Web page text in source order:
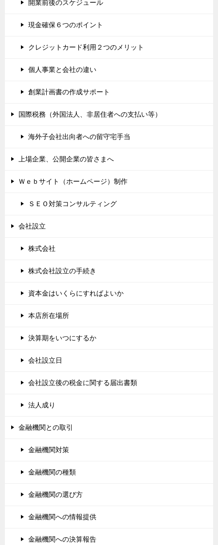
開業前後のスケジュール
現金確保６つのポイント
クレジットカード利用２つのメリット
個人事業と会社の違い
創業計画書の作成サポート
国際税務（外国法人、非居住者への支払い等）
海外子会社出向者への留守宅手当
上場企業、公開企業の皆さまへ
Ｗｅｂサイト（ホームページ）制作
ＳＥＯ対策コンサルティング
会社設立
株式会社
株式会社設立の手続き
資本金はいくらにすればよいか
本店所在場所
決算期をいつにするか
会社設立日
会社設立後の税金に関する届出書類
法人成り
金融機関との取引
金融機関対策
金融機関の種類
金融機関の選び方
金融機関への情報提供
金融機関への決算報告